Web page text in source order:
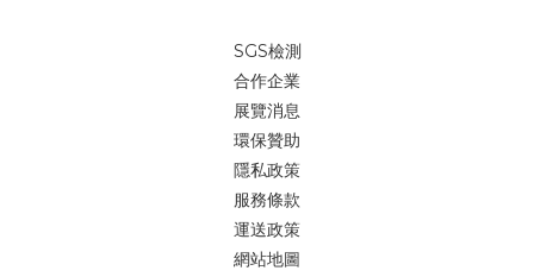
SGS檢測
合作企業
展覽消息
環保贊助
隱私政策
服務條款
運送政策
網站地圖